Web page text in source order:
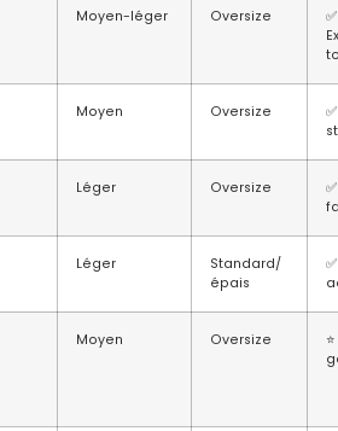
Moyen-léger Oversize
✅
Moyen Oversize
Léger Oversize
Léger
Standard/
épais
Moyen Oversize